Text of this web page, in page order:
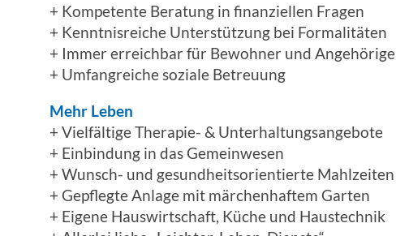
+ Kompetente Beratung in finanziellen Fragen
+ Kenntnisreiche Unterstützung bei Formalitäten
+ Immer erreichbar für Bewohner und Angehörige
+ Umfangreiche soziale Betreuung
Mehr Leben
+ Vielfältige Therapie- & Unterhaltungsangebote
+ Einbindung in das Gemeinwesen
+ Wunsch- und gesundheitsorientierte Mahlzeiten
+ Gepflegte Anlage mit märchenhaftem Garten
+ Eigene Hauswirtschaft, Küche und Haustechnik